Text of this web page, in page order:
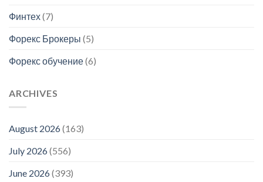
Финтех(7)
Форекс Брокеры (5)
Форекс обучение(6)
ARCHIVES
August 2026(163)
July 2026(556)
June 2026(393)